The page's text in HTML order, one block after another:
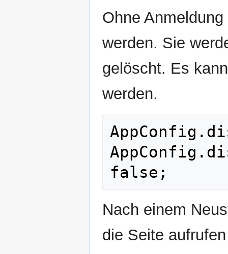
Ohne
werden. Sie
gelöscht. Es
werden.
Nach einem
die Seite